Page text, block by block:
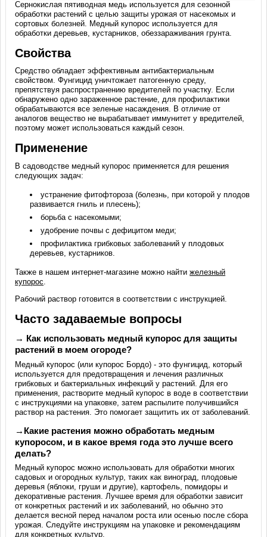
Сернокислая пятиводная медь используется для сезонной
обработки растений с целью защиты урожая от насекомых и
сортовых болезней. Медный купорос используется для
обработки деревьев, кустарников, обеззараживания грунта.
Свойства
Средство обладает эффективным антибактериальным
свойством. Фунгицид уничтожает патогенную среду,
препятствуя распространению вредителей по участку. Если
обнаружено одно зараженное растение, для профилактики
обрабатываются все зеленые насаждения. В отличие от
аналогов вещество не вырабатывает иммунитет у вредителей,
поэтому может использоваться каждый сезон.
Применение
В садоводстве медный купорос применяется для решения
следующих задач:
устранение фитофтороза (болезнь, при которой у плодов
развивается гниль и плесень);
борьба с насекомыми;
удобрение почвы с дефицитом меди;
профилактика грибковых заболеваний у плодовых
деревьев, кустарников.
Также в нашем интернет-магазине можно найтижелезный
купорос.
Рабочий раствор готовится в соответствии с инструкцией.
Часто задаваемые вопросы
→ Как использовать медный купорос для защиты
растений в моем огороде?
Медный купорос (или купорос Бордо) - это фунгицид, который
используется для предотвращения и лечения различных
грибковых и бактериальных инфекций у растений. Для его
применения, растворите медный купорос в воде в соответствии
с инструкциями на упаковке, затем распылите получившийся
раствор на растения. Это помогает защитить их от заболеваний.
→Какие растения можно обработать медным
купоросом, и в какое время года это лучше всего
делать?
Медный купорос можно использовать для обработки многих
садовых и огородных культур, таких как виноград, плодовые
деревья (яблоки, груши и другие), картофель, помидоры и
декоративные растения. Лучшее время для обработки зависит
от конкретных растений и их заболеваний, но обычно это
делается весной перед началом роста или осенью после сбора
урожая. Следуйте инструкциям на упаковке и рекомендациям
для конкретных культур.